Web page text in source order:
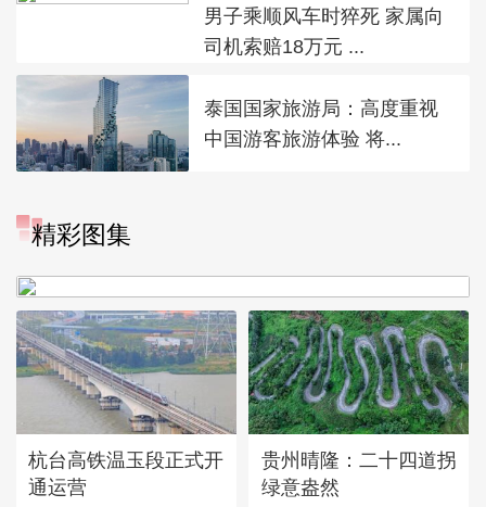
男子乘顺风车时猝死 家属向
司机索赔18万元 ...
泰国国家旅游局：高度重视
中国游客旅游体验 将...
精彩图集
杭台高铁温玉段正式开
通运营
贵州晴隆：二十四道拐
绿意盎然